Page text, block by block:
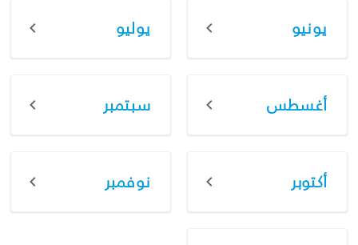
يونيو يوليو
أغسطس سبتمبر
أكتوبر نوفمبر